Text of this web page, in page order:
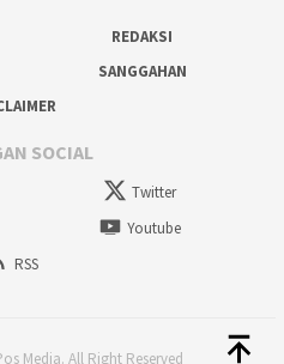
REDAKSI
SANGGAHAN
SOCIAL
Twitter
Youtube
RSS
Media. All Right Reserved